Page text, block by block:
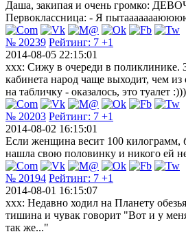
Даша, закипая и очень громко:
Первоклассница: - Я
№ 20239 Рейтинг: 7 +1
2014-08-05 22:15:01
xxx: Сижу в очереди в поликлинике.
кабинета народ чаще выходит, чем
на табличку - оказалось, это туалет :)))
№ 20203 Рейтинг: 7 +1
2014-08-02 16:15:01
Если женщина весит 100 килограмм,
нашла свою половинку и никого ей
№ 20194 Рейтинг: 7 +1
2014-08-01 16:15:07
xxx: Недавно ходил на Планету
тишина и чувак говорит "Вот и у
так же..."